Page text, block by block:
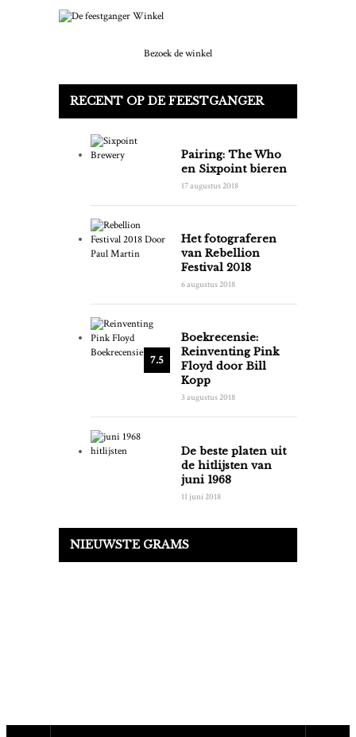
Bezoek de winkel
RECENT OP DE FEESTGANGER
Pairing: The Who
en Sixpoint bieren
17 augustus 2018
Het fotograferen
van Rebellion
Festival 2018
6 augustus 2018
7.5
Boekrecensie:
Reinventing Pink
Floyd door Bill
Kopp
3 augustus 2018
De beste platen uit
de hitlijsten van
juni 1968
11 juni 2018
NIEUWSTE GRAMS